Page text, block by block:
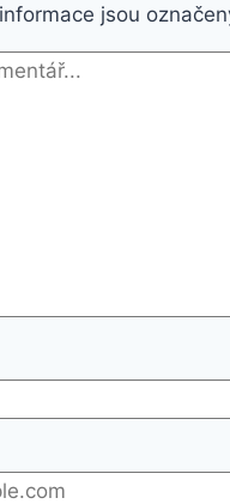
black/black
(SS050225000)
jsou